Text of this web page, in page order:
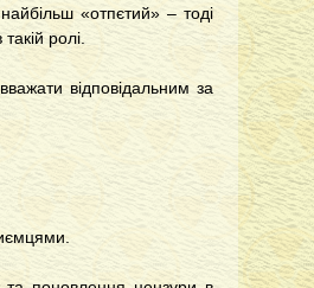
«отпєтий» – тоді
ролі.
відповідальним за